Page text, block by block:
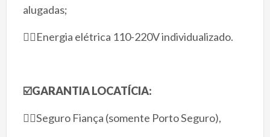
alugadas;
👉🏻Energia elétrica 110-220V individualizado.
☑️GARANTIA LOCATÍCIA:
👉🏻Seguro Fiança (somente Porto Seguro),